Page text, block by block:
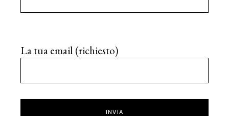
La tua email (richiesto)
INVIA